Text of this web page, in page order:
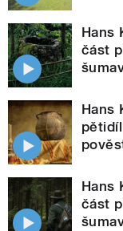
Hans
část
Hans
Hans
část